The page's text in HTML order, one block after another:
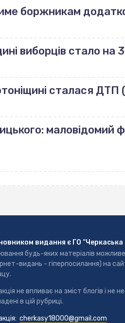
боржникам
виборців стало на
сталася
маловідомий
видання є ГО “Черкаська
будь-яких матеріалів
видань - гіперпосилання) на
не впливає на зміст блогів і не
в цій рубриці.
cherkasy18000@gmail.com